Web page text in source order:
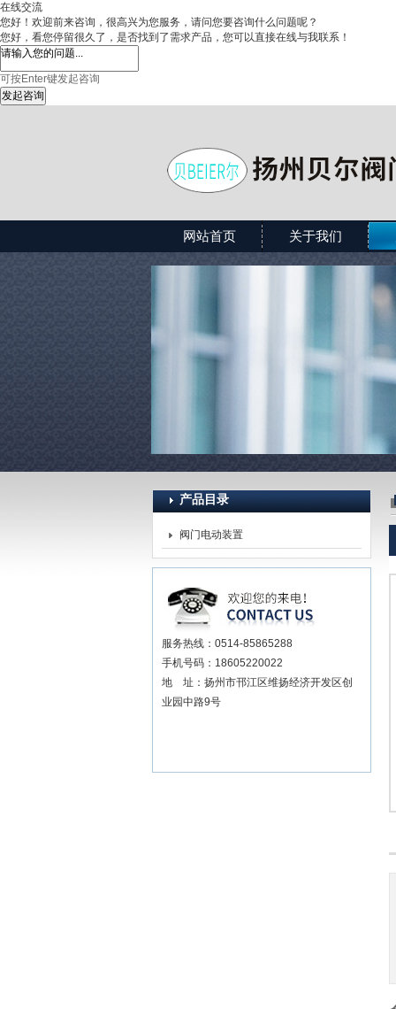
在线交流
您好！欢迎前来咨询，很高兴为您服务，请问您要咨询什么问题呢？
您好，看您停留很久了，是否找到了需求产品，您可以直接在线与我联系！
可按Enter键发起咨询
发起咨询
扬州贝尔阀门控制有限公司
网站首页 关于我们
产品目录
阀门电动装置
服务热线：0514-85865288
手机号码：18605220022
地 址：扬州市邗江区维扬经济开发区创
业园中路9号